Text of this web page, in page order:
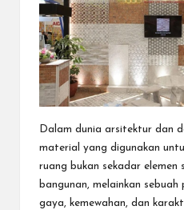
Dalam dunia arsitektur dan
material yang digunakan
ruang bukan sekadar elemen
bangunan, melainkan
gaya, kemewahan, dan